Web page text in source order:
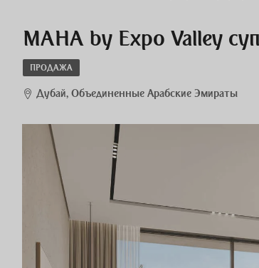
MAHA by Expo Valley
ПРОДАЖА
Дубай, Объединенные Арабские Эмираты